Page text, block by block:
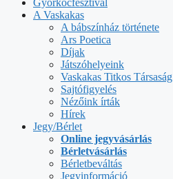
Győrkőcfesztivál
A Vaskakas
A bábszínház története
Ars Poetica
Díjak
Játszóhelyeink
Vaskakas Titkos Társaság
Sajtófigyelés
Nézőink írták
Hírek
Jegy/Bérlet
Online jegyvásárlás
Bérletvásárlás
Bérletbeváltás
Jegyinformáció